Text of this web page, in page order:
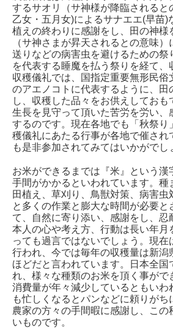
するサオリ（サ神様が降臨されると
乙女・五月女)によるサナエエ(早苗)
植えの終わりに感謝をし、田の神様
（サ神さまが昇天されるとの意味
送りなどの病害虫を避けるための祭
を代表する睡魔を払う祭りを経て、
収穫儀礼では、国指定重要無形民俗
のアエノコトに代表するように、田
し、収穫した品々をお供えしてお
生長を見守って頂いた苦労を労い、
するのです。現在各地でも「秋祭り
穫儀礼にあたる行事が各地で催され
も是非参加されてみてはいかがでし
お米ができるまでは『米』という漢
手間がかかるといわれています。種
田植え、草刈り、鳥獣対策、病害虫
と多くの作業と膨大な時間が必要と
て、自然に寄り添い、感謝をし、忍
本人の心や考え方、行動は長い年月
っても過言ではないでしょう。現
行われ、今では毎年の収穫量は新潟
ほどだと言われています。日本全国
れ、様々な種類のお米を頂く事がで
消費量が年々減少しているともいわ
も忙しくなるとパンなどに頼りが
農家の方々の手間暇に感謝し、この
いものです。